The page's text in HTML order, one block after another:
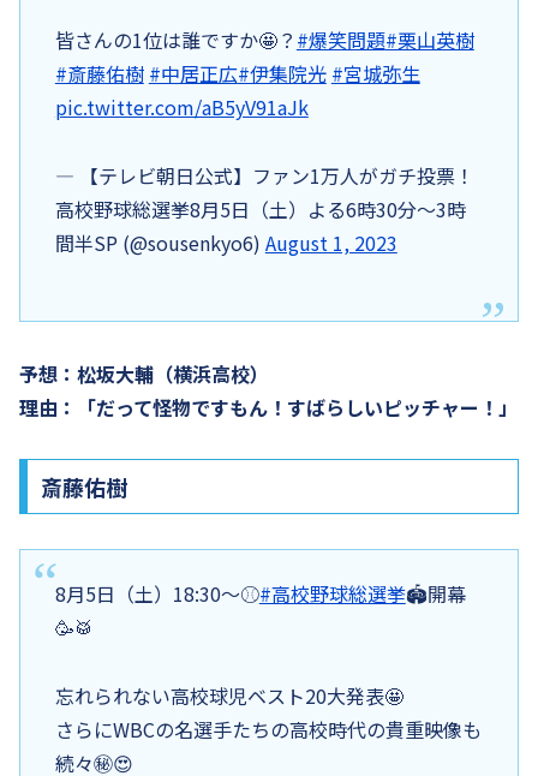
皆さんの1位は誰ですか🤩？ #爆笑問題#栗山英樹
#斎藤佑樹 #中居正広#伊集院光 #宮城弥生
pic.twitter.com/aB5yV91aJk
— 【テレビ朝日公式】ファン1万人がガチ投票！
高校野球総選挙8月5日（土）よる6時30分〜3時
間半SP (@sousenkyo6) August 1, 2023
予想：松坂大輔（横浜高校）
理由：「だって怪物ですもん！すばらしいピッチャー！」
斎藤佑樹
8月5日（土）18:30〜⚾️#高校野球総選挙🏟️開幕
🥳🥁
忘れられない高校球児ベスト20大発表🤩
さらにWBCの名選手たちの高校時代の貴重映像も
続々㊙️😍